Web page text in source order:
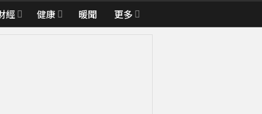
經 健康 暖聞 更多